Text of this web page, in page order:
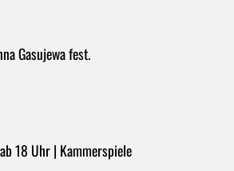
Gasujewa fest.
18 Uhr | Kammerspiele